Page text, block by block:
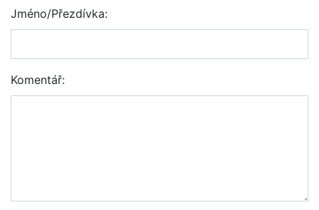
Jméno/Přezdívka:
Komentář: